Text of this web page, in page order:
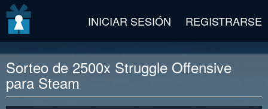
INICIAR SESIÓN REGISTRARSE
Sorteo de 2500x Struggle Offensive
para Steam